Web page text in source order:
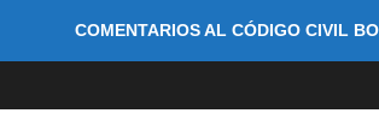
COMENTARIOS AL CÓDIGO CIVIL